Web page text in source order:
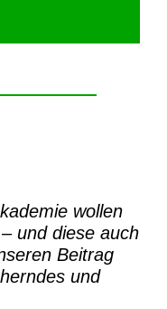
wollen
und diese auch
Beitrag
und